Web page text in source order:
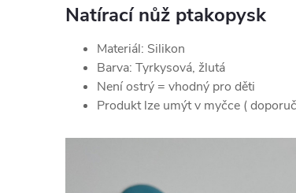
Natírací nůž ptakopysk
Materiál: Silikon
Barva: Tyrkysová, žlutá
Není ostrý = vhodný pro děti
Produkt lze umýt v myčce (